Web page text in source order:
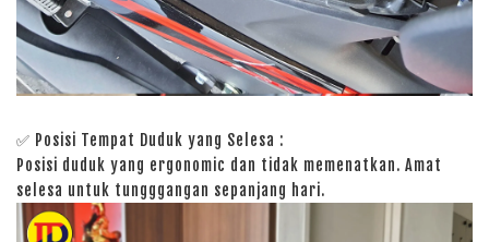
✅ Posisi Tempat Duduk yang Selesa :
Posisi duduk yang ergonomic dan tidak memenatkan. Amat
selesa untuk tungggangan sepanjang hari.